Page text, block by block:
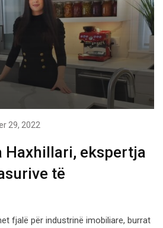
29, 2022
Haxhillari, ekspertja
të
fjalë për industrinë imobiliare, burrat